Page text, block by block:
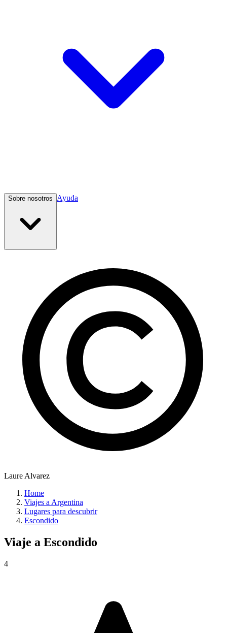
Sobre nosotros Ayuda
Laure Alvarez
Home
Viajes a Argentina
Lugares para descubrir
Escondido
Viaje a Escondido
4